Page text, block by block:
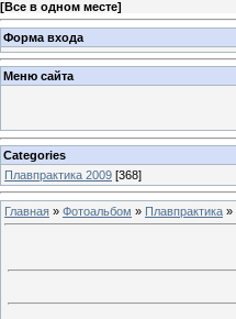
[Все в одном месте]
Форма входа
Меню сайта
Categories
Плавпрактика 2009 [368]
Главная » Фотоальбом » Плавпрактика »